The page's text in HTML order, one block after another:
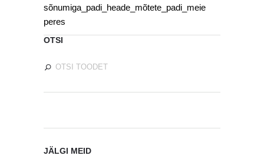
sõnumiga_padi_heade_mõtete_padi_meie
peres
OTSI
JÄLGI MEID